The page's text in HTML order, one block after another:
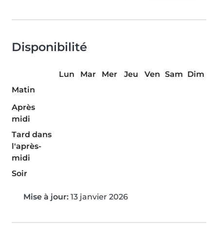
Disponibilité
Lun Mar Mer Jeu Ven Sam Dim
Matin
Après
midi
Tard dans
l'après-
midi
Soir
Mise à jour: 13 janvier 2026